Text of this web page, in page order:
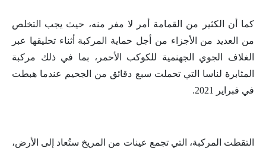
كما أن الكثير من القمامة أمر لا مفر منه، حيث يجب التخلص
من العديد من الأجزاء من أجل حماية المركبة أثناء تحليقها عبر
الغلاف الجوي الجهنمية للكوكب الأحمر، بما في ذلك مركبة
المثابرة لناسا التي تحملت سبع دقائق من الجحيم عندما هبطت
في فبراير 2021.
التقطت المركبة، التي تجمع عينات من المريخ ستُعاد إلى الأرض،